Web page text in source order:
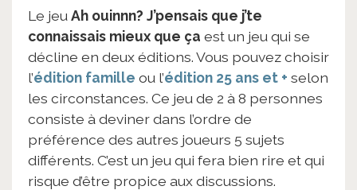
Le jeu Ah ouinnn? J’pensais que j’te
connaissais mieux que ça est un jeu qui se
décline en deux éditions. Vous pouvez choisir
l’édition famille ou l’édition 25 ans et + selon
les circonstances. Ce jeu de 2 à 8 personnes
consiste à deviner dans l’ordre de
préférence des autres joueurs 5 sujets
différents. C’est un jeu qui fera bien rire et qui
risque d’être propice aux discussions.